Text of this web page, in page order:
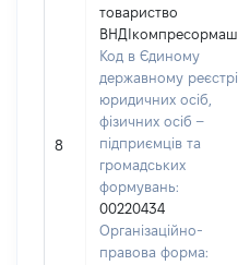
8
товариство
ВНДІкомпресормаш
Код в Єдиному
державному реєстрі
юридичних осіб,
фізичних осіб –
підприємців та
громадських
формувань:
00220434
Організаційно-
правова форма: